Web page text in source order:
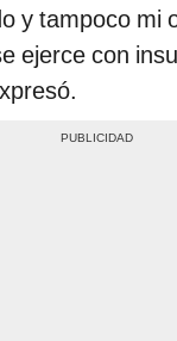
y tampoco mi
ejerce con